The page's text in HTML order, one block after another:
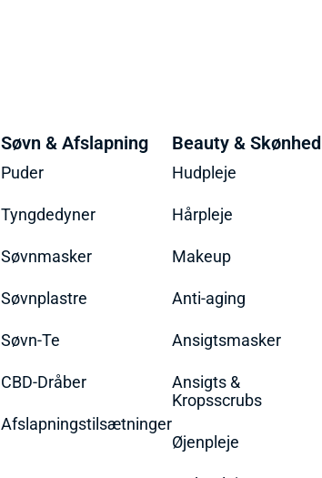
Søvn & Afslapning
Puder
Tyngdedyner
Søvnmasker
Søvnplastre
Søvn-Te
CBD-Dråber
Afslapningstilsætninger
Beauty & Skønhed
Hudpleje
Hårpleje
Makeup
Anti-aging
Ansigtsmasker
Ansigts &
Kropsscrubs
Øjenpleje